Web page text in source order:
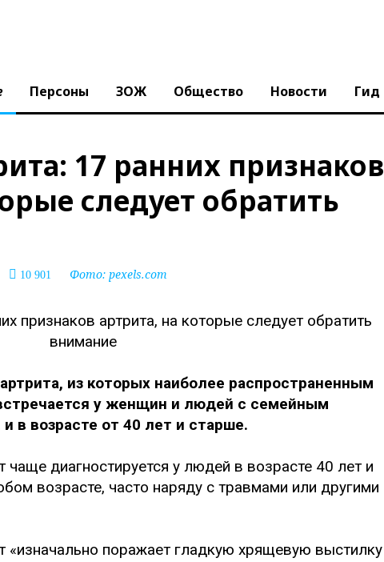
Персоны ЗОЖ Общество Новости Гид
17 ранних признаков
следует обратить
10 901 Фото: pexels.com
из которых наиболее распространенным
у женщин и людей с семейным
в возрасте от 40 лет и старше.
чаще диагностируется у людей в возрасте 40 лет и
возрасте, часто наряду с травмами или другими
«изначально поражает гладкую хрящевую выстилку